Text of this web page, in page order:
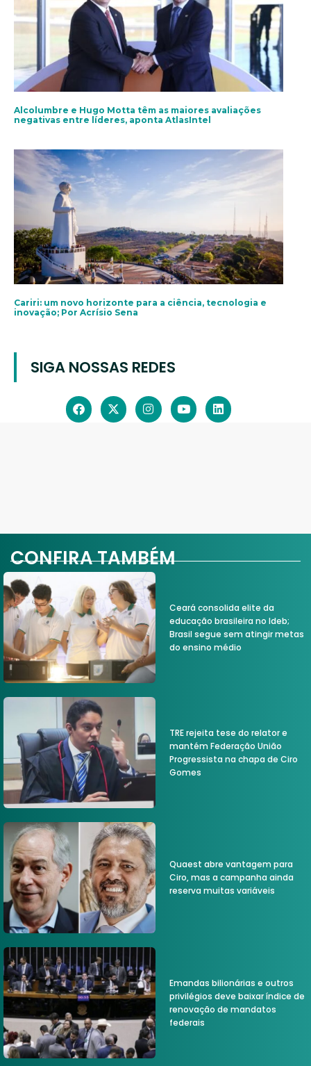
Alcolumbre e Hugo Motta têm as maiores avaliações
negativas entre líderes, aponta AtlasIntel
Cariri: um novo horizonte para a ciência, tecnologia e
inovação; Por Acrísio Sena
SIGA NOSSAS REDES
CONFIRA TAMBÉM
Ceará consolida elite da
educação brasileira no Ideb;
Brasil segue sem atingir metas
do ensino médio
TRE rejeita tese do relator e
mantém Federação União
Progressista na chapa de Ciro
Gomes
Quaest abre vantagem para
Ciro, mas a campanha ainda
reserva muitas variáveis
Emandas bilionárias e outros
privilégios deve baixar índice de
renovação de mandatos
federais